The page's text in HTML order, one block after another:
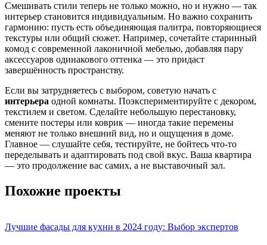
Смешивать стили теперь не только можно, но и нужно — так
интерьер становится индивидуальным. Но важно сохранить
гармонию: пусть есть объединяющая палитра, повторяющиеся
текстуры или общий сюжет. Например, сочетайте старинный
комод с современной лаконичной мебелью, добавляя пару
аксессуаров одинакового оттенка — это придаст
завершённость пространству.
Если вы затрудняетесь с выбором, советую начать с
интерьера одной комнаты. Поэкспериментируйте с декором,
текстилем и светом. Сделайте небольшую перестановку,
смените постеры или коврик — иногда такие перемены
меняют не только внешний вид, но и ощущения в доме.
Главное — слушайте себя, тестируйте, не бойтесь что-то
переделывать и адаптировать под свой вкус. Ваша квартира
— это продолжение вас самих, а не выставочный зал.
Похожие проекты
Лучшие фасады для кухни в 2024 году: Выбор экспертов